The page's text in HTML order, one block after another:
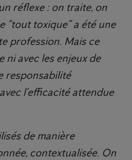
réflexe : on traite, on
“tout toxique” a été une
profession. Mais ce
ni avec les enjeux de
responsabilité
l’efficacité attendue
de manière
contextualisée. On